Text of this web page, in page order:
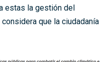
estas la gestión del
que la ciudadanía